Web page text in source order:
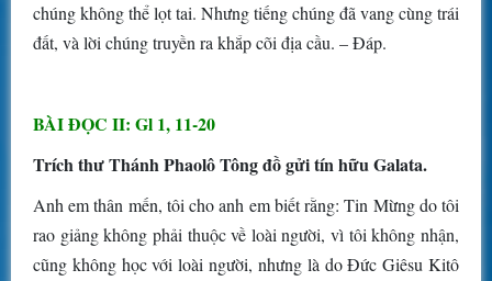
chúng không thể lọt tai. Nhưng tiếng chúng đã vang cùng trái
đất, và lời chúng truyền ra khắp cõi địa cầu. – Đáp.
BÀI ĐỌC II: Gl 1, 11-20
Trích thư Thánh Phaolô Tông đồ gửi tín hữu Galata.
Anh em thân mến, tôi cho anh em biết rằng: Tin Mừng do tôi
rao giảng không phải thuộc về loài người, vì tôi không nhận,
cũng không học với loài người, nhưng là do Đức Giêsu Kitô